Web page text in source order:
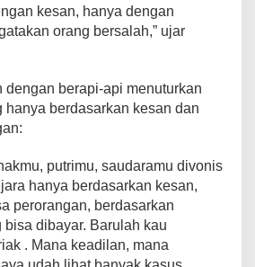
kesan, hanya dengan
orang bersalah,” ujar
dengan berapi-api menuturkan
hanya berdasarkan kesan dan
putrimu, saudaramu divonis
hanya berdasarkan kesan,
perorangan, berdasarkan
dibayar. Barulah kau
. Mana keadilan, mana